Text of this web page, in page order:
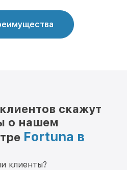
скажут
о нашем
Fortuna в
клиенты?